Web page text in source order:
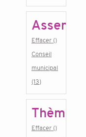
Effacer ()
Conseil
municipal
(13)
Thème
Effacer ()